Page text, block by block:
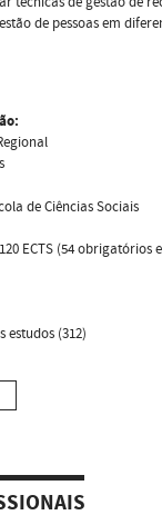
de pessoas em
de Ciências Sociais
ECTS (54 obrigatórios
estudos (312)